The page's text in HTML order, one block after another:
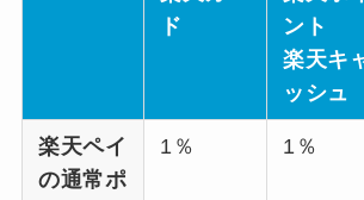
ド
ント
楽天キ
ッシュ
楽天ペイ
の通常ポ
1％ 1％